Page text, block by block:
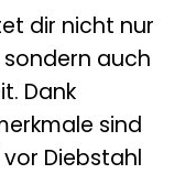
dir nicht nur
auch
Dank
sind
Diebstahl